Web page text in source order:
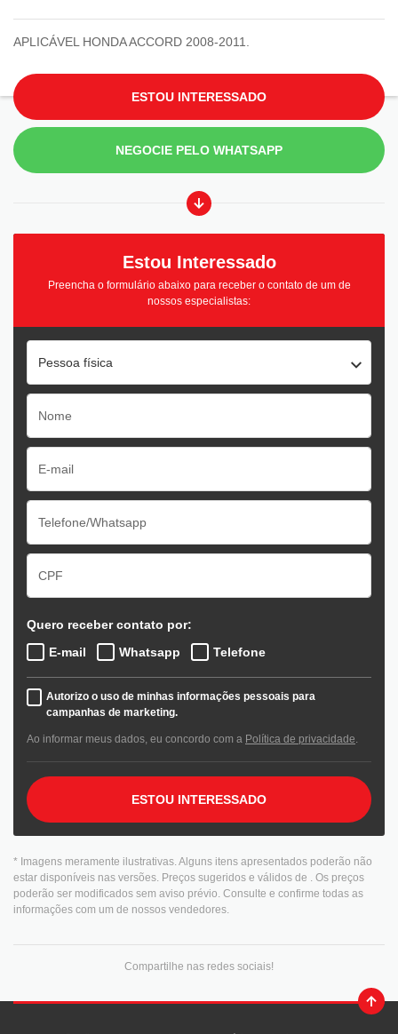
APLICÁVEL HONDA ACCORD 2008-2011.
ESTOU INTERESSADO
NEGOCIE PELO WHATSAPP
Estou Interessado
Preencha o formulário abaixo para receber o contato de um de
nossos especialistas:
Pessoa física
Quero receber contato por:
E-mail
Whatsapp Telefone
Autorizo o uso de minhas informações pessoais para
campanhas de marketing.
Ao informar meus dados, eu concordo com a Política de privacidade
ESTOU INTERESSADO
* Imagens meramente ilustrativas. Alguns itens apresentados poderão não
estar disponíveis nas versões. Preços sugeridos e válidos de
. Os preços
poderão ser modificados sem aviso prévio. Consulte e confirme todas as
informações com um de nossos vendedores.
Compartilhe nas redes sociais!